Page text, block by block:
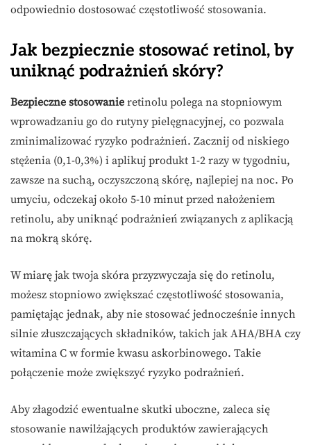
odpowiednio dostosować częstotliwość stosowania.
Jak bezpiecznie stosować retinol, by
uniknąć podrażnień skóry?
Bezpieczne stosowanie retinolu polega na stopniowym
wprowadzaniu go do rutyny pielęgnacyjnej, co pozwala
zminimalizować ryzyko podrażnień. Zacznij od niskiego
stężenia (0,1-0,3%) i aplikuj produkt 1-2 razy w tygodniu,
zawsze na suchą, oczyszczoną skórę, najlepiej na noc. Po
umyciu, odczekaj około 5-10 minut przed nałożeniem
retinolu, aby uniknąć podrażnień związanych z aplikacją
na mokrą skórę.
W miarę jak twoja skóra przyzwyczaja się do retinolu,
możesz stopniowo zwiększać częstotliwość stosowania,
pamiętając jednak, aby nie stosować jednocześnie innych
silnie złuszczających składników, takich jak AHA/BHA czy
witamina C w formie kwasu askorbinowego. Takie
połączenie może zwiększyć ryzyko podrażnień.
Aby złagodzić ewentualne skutki uboczne, zaleca się
stosowanie nawilżających produktów zawierających